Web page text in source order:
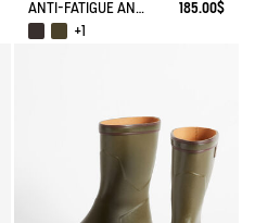
ANTI-FATIGUE ANKLE BOOT PARCOURS 2.0
185.00$
+1